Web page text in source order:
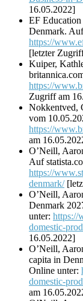
16.05.2022]
EF
Denmark.
https://
[letzter
Kuiper,
https://
Zugriff am
Nokkentved,
vom
https://
am
O’Neill,
Auf
https://
denmark/
O’Neill,
Denmark
unter: https://
domestic-
16.05.2022]
O’Neill,
capita in
Online unter:
domestic-
am